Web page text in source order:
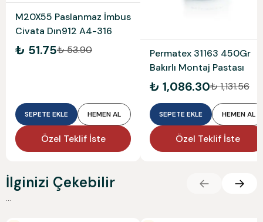
M20X55 Paslanmaz İmbus
Civata Dın912 A4-316
₺ 51.75₺ 53.90
SEPETE EKLE HEMEN AL
Özel Teklif İste
Permatex 31163 450Gr
Bakırlı Montaj Pastası
₺ 1,086.30₺ 1,131.56
SEPETE EKLE HEMEN AL
Özel Teklif İste
İlginizi Çekebilir
...